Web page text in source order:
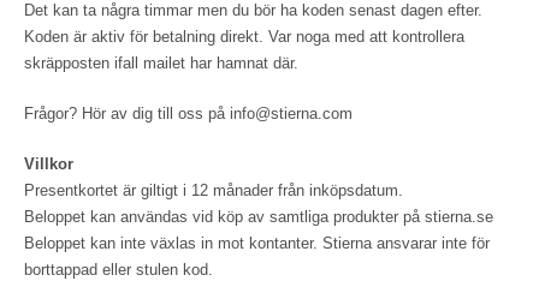
Det kan ta några timmar men du bör ha koden senast dagen efter.
Koden är aktiv för betalning direkt. Var noga med att kontrollera
skräpposten ifall mailet har hamnat där.
Frågor? Hör av dig till oss på info@stierna.com
Villkor
Presentkortet är giltigt i 12 månader från inköpsdatum.
Beloppet kan användas vid köp av samtliga produkter på stierna.se
Beloppet kan inte växlas in mot kontanter. Stierna ansvarar inte för
borttappad eller stulen kod.